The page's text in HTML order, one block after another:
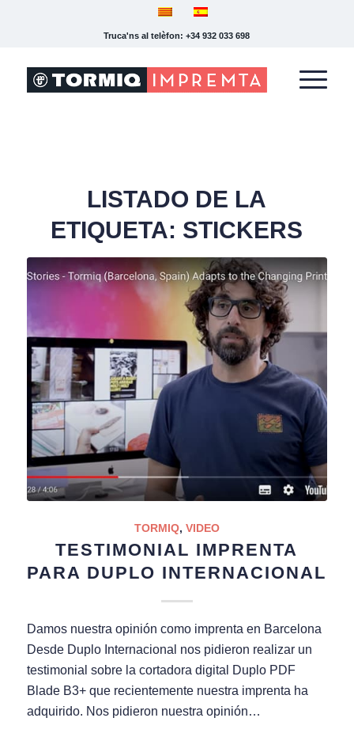
Truca'ns al telèfon: +34 932 033 698
LISTADO DE LA
ETIQUETA: STICKERS
TORMIQ, VIDEO
TESTIMONIAL IMPRENTA
PARA DUPLO INTERNACIONAL
Damos nuestra opinión como imprenta en Barcelona
Desde Duplo Internacional nos pidieron realizar un
testimonial sobre la cortadora digital Duplo PDF
Blade B3+ que recientemente nuestra imprenta ha
adquirido. Nos pidieron nuestra opinión…